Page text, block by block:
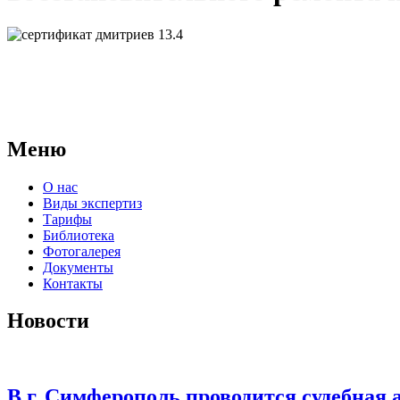
Меню
О нас
Виды экспертиз
Тарифы
Библиотека
Фотогалерея
Документы
Контакты
Новости